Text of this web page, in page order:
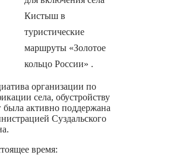
Кистыш в
туристические
маршруты «Золотое
кольцо России» .
организации по
села, обустройству
была активно поддержана
Суздальского
время: